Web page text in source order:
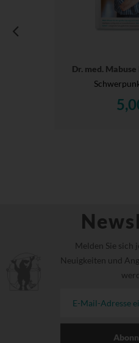
Dr. med.
Melden Sie sich
Neuigkeiten und